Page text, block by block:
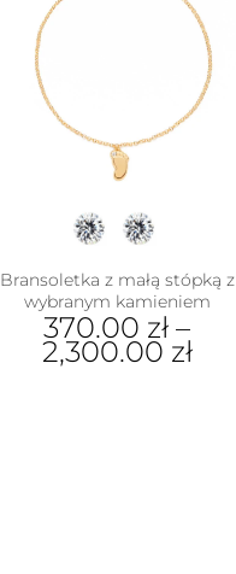
Bransoletka z małą stópką z
wybranym kamieniem
370.00 zł –
2,300.00 zł